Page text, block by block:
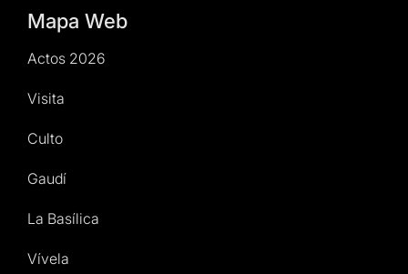
Mapa Web
Actos 2026
Visita
Culto
Gaudí
La Basílica
Vívela